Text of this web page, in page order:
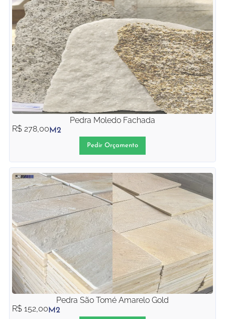
Pedra Moledo Fachada
R$ 278,00M2
Pedir Orçamento
Pedra São Tomé Amarelo Gold
R$ 152,00M2